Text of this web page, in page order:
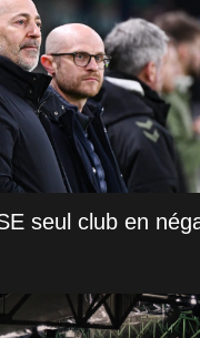
seul club en